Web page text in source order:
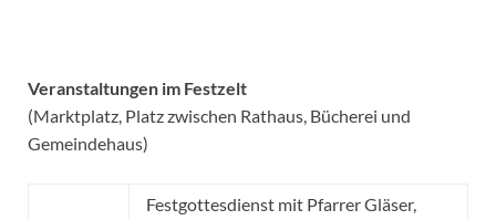
Veranstaltungen im Festzelt
(Marktplatz, Platz zwischen Rathaus, Bücherei und
Gemeindehaus)
Festgottesdienst mit Pfarrer Gläser,